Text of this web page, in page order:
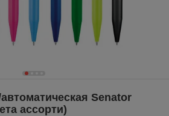
Senator
ассорти)